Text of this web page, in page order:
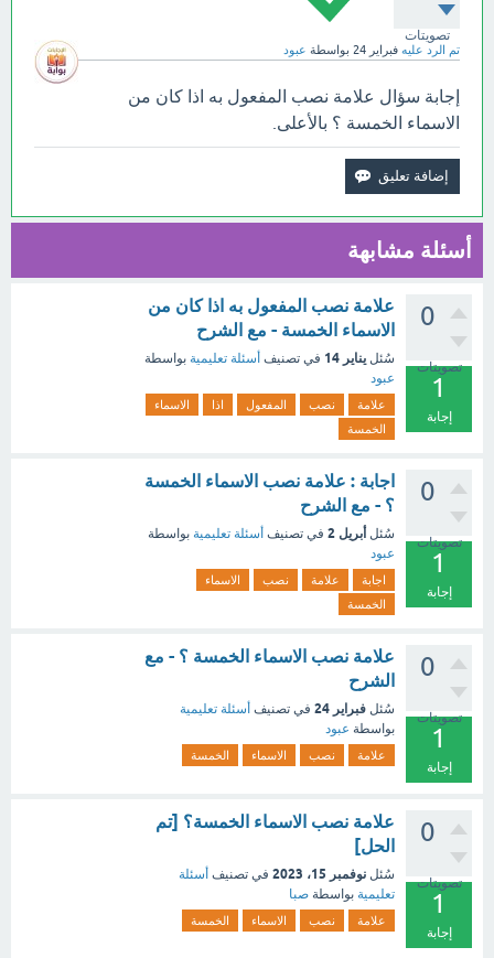
تصويتات
تم الرد عليه فبراير 24 بواسطة عبود
إجابة سؤال علامة نصب المفعول به اذا كان من
الاسماء الخمسة ؟ بالأعلى.
أسئلة مشابهة
0
تصويتات
1
إجابة
علامة نصب المفعول به اذا كان من
الاسماء الخمسة - مع الشرح
سُئل يناير 14 في تصنيف أسئلة تعليمية بواسطة
عبود
علامة نصب المفعول اذا
الاسماء
الخمسة
0
تصويتات
1
إجابة
اجابة : علامة نصب الاسماء الخمسة
؟ - مع الشرح
سُئل أبريل 2 في تصنيف أسئلة تعليمية بواسطة
عبود
اجابة علامة نصب
الاسماء
الخمسة
0
تصويتات
1
إجابة
علامة نصب الاسماء الخمسة ؟ - مع
الشرح
سُئل فبراير 24 في تصنيف أسئلة تعليمية
بواسطة عبود
علامة نصب الاسماء الخمسة
0
تصويتات
1
إجابة
علامة نصب الاسماء الخمسة؟ [تم
الحل]
سُئل نوفمبر 15، 2023 في تصنيف أسئلة
تعليمية بواسطة صبا
علامة نصب الاسماء الخمسة